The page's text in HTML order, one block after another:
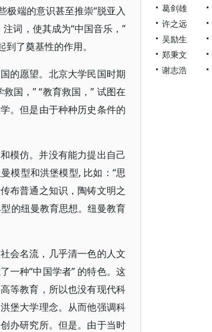
极端的意识甚至推崇“脱亚入
词，使其成为“中国音乐，”
了奠基性的作用。
的愿望。北京大学民国时期
国，” “教育救国，” 试图在
。但是由于种种历史条件的
模仿。并没有能力提出自己
模型和洪堡模型, 比如：“思
布普通之知识，陶铸文明之
的纽曼教育思想。纽曼教育
会名流，几乎清一色的人文
一种“中国学者” 的特色。这
等教育，所以也没有现代科
堡大学理念。从而他强调科
办研究所。但是。由于当时
葛剑雄
许之远
吴励生
郑秉文
谢志浩